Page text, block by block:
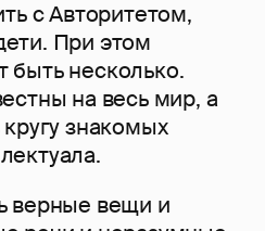
с Авторитетом,
При этом
быть несколько.
на весь мир, а
знакомых
верные вещи и